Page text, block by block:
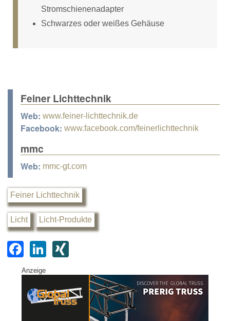
Stromschienenadapter
Schwarzes oder weißes Gehäuse
Feiner Lichttechnik
Web: www.feiner-lichttechnik.de
Facebook: www.facebook.com/feinerlichttechnik
mmc
Web: mmc-gt.com
Feiner Lichttechnik
Licht Licht-Produkte
F
a
c
e
Li
k
e
G
Anzeige